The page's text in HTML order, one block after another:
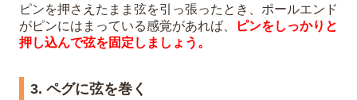
ピンを押さえたまま弦を引っ張ったとき、ポールエンド
がピンにはまっている感覚があれば、
ピンをしっかりと
押し込んで弦を固定しましょう。
3. ペグに弦を巻く